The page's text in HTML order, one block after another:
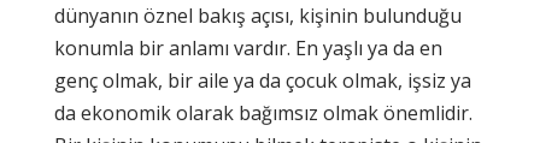
dünyanın öznel bakış açısı, kişinin bulunduğu
konumla bir anlamı vardır. En yaşlı ya da en
genç olmak, bir aile ya da çocuk olmak, işsiz ya
da ekonomik olarak bağımsız olmak önemlidir.